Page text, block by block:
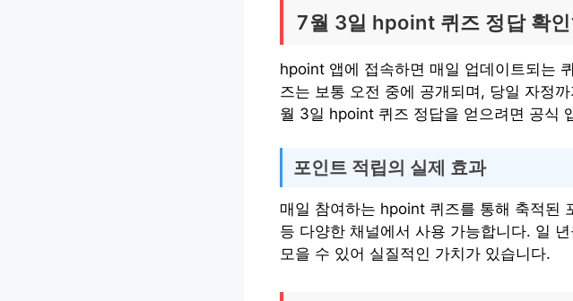
7월 3일 hpoint 퀴즈 정답 확
hpoint 앱에 접속하면 매일 업데이트되는
즈는 보통 오전 중에 공개되며, 당일 자정
월 3일 hpoint 퀴즈 정답을 얻으려면 공식
포인트 적립의 실제 효과
매일 참여하는 hpoint 퀴즈를 통해 축적된
등 다양한 채널에서 사용 가능합니다. 일
모을 수 있어 실질적인 가치가 있습니다.